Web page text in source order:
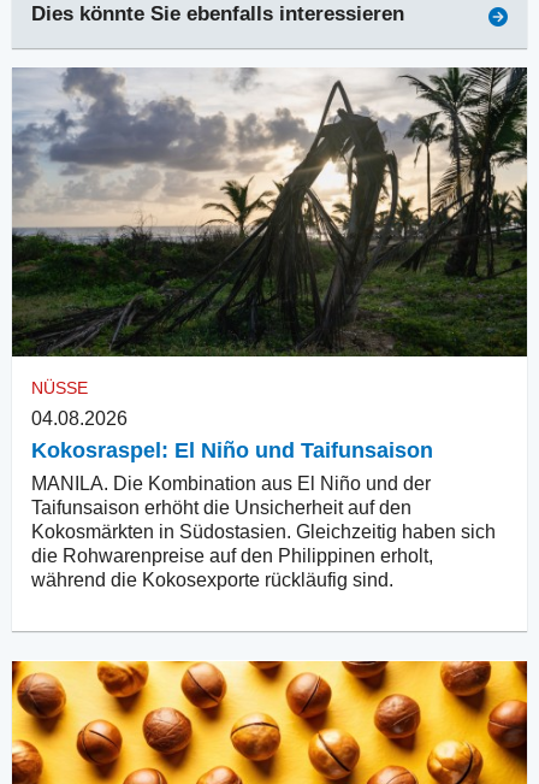
Dies könnte Sie ebenfalls interessieren
NÜSSE
04.08.2026
Kokosraspel: El Niño und Taifunsaison
MANILA. Die Kombination aus El Niño und der
Taifunsaison erhöht die Unsicherheit auf den
Kokosmärkten in Südostasien. Gleichzeitig haben sich
die Rohwarenpreise auf den Philippinen erholt,
während die Kokosexporte rückläufig sind.